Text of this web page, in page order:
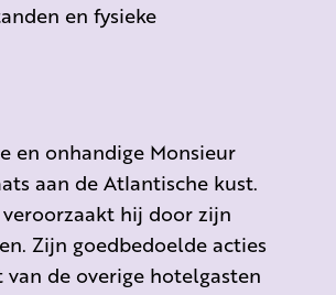
en fysieke
en onhandige Monsieur
aan de Atlantische kust.
hij door zijn
Zijn goedbedoelde acties
de overige hotelgasten